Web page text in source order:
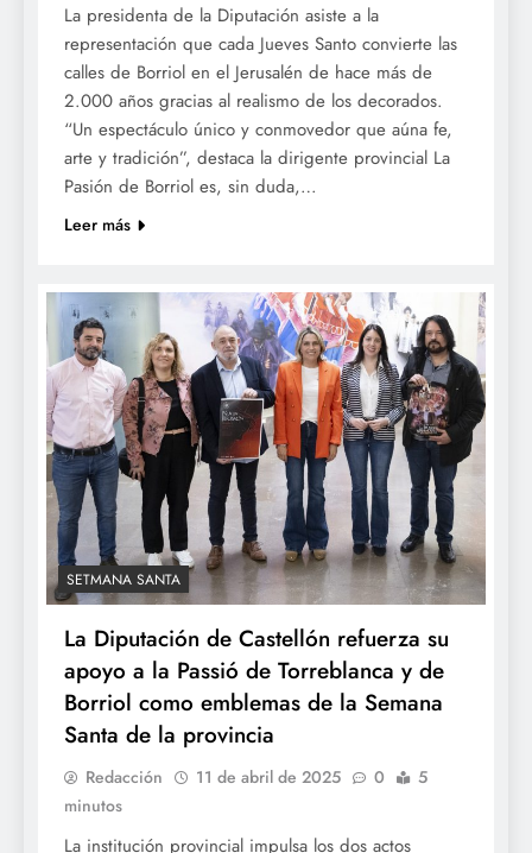
La presidenta de la Diputación asiste a la
representación que cada Jueves Santo convierte las
calles de Borriol en el Jerusalén de hace más de
2.000 años gracias al realismo de los decorados.
“Un espectáculo único y conmovedor que aúna fe,
arte y tradición”, destaca la dirigente provincial La
Pasión de Borriol es, sin duda,…
Leer más
SETMANA SANTA
La Diputación de Castellón refuerza su
apoyo a la Passió de Torreblanca y de
Borriol como emblemas de la Semana
Santa de la provincia
Redacción 11 de abril de 2025 0
5
minutos
La institución provincial impulsa los dos actos